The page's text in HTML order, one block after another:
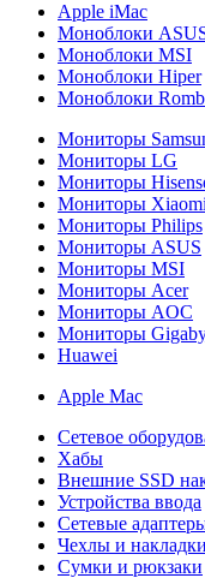
Apple iMac
Моноблоки
Моноблоки MSI
Моноблоки Hiper
Моноблоки
Мониторы
Мониторы LG
Мониторы
Мониторы Xiaomi
Мониторы Philips
Мониторы ASUS
Мониторы MSI
Мониторы Acer
Мониторы AOC
Мониторы
Huawei
Apple Mac
Сетевое
Хабы
Внешние SSD
Устройства ввода
Сетевые
Чехлы и
Сумки и рюкзаки